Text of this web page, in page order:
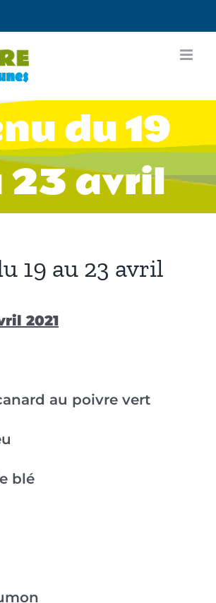
du 19
23 avril
19 au 23 avril
2021
au poivre vert
blé